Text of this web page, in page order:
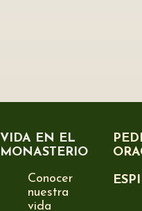
VIDA EN EL
MONASTERIO
Conocer
nuestra
vida